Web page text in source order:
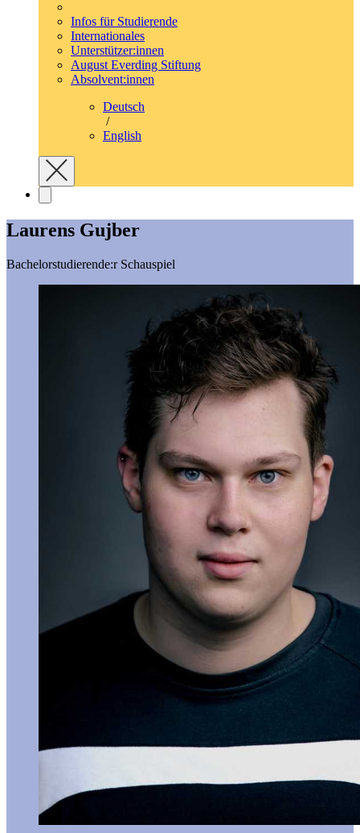
Infos für Studierende
Internationales
Unterstützer:innen
August Everding Stiftung
Absolvent:innen
Deutsch
/
English
Laurens Gujber
Bachelorstudierende:r Schauspiel